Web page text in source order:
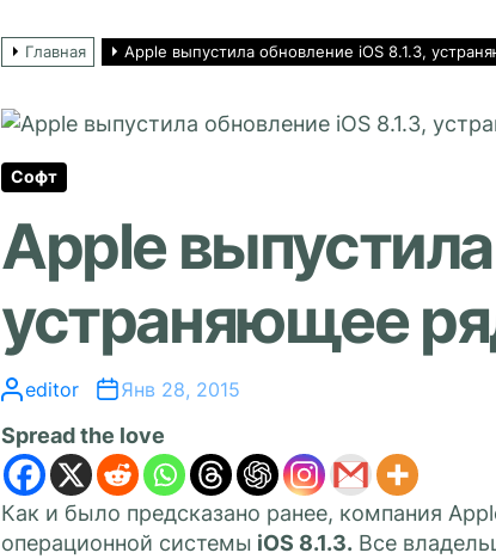
Главная Apple выпустила обновление iOS 8.1.3,
Софт
Apple
устраняющее
editor Янв 28, 2015
Spread the love
Как и было предсказано ранее, компания
операционной системы iOS 8.1.3. Все